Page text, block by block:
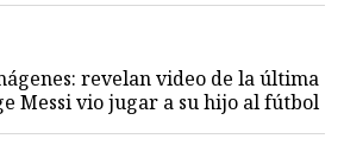
revelan video de la última
Messi vio jugar a su hijo al fútbol